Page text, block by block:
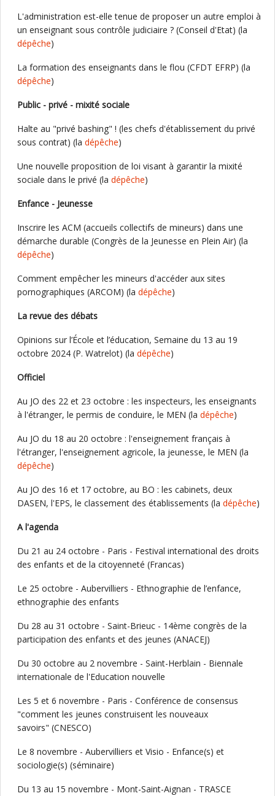
L'administration est-elle tenue de proposer un autre emploi à
un enseignant sous contrôle judiciaire ? (Conseil d'Etat) (la
dépêche)
La formation des enseignants dans le flou (CFDT EFRP) (la
dépêche)
Public - privé - mixité sociale
Halte au "privé bashing" ! (les chefs d'établissement du privé
sous contrat) (la dépêche)
Une nouvelle proposition de loi visant à garantir la mixité
sociale dans le privé (la dépêche)
Enfance - Jeunesse
Inscrire les ACM (accueils collectifs de mineurs) dans une
démarche durable (Congrès de la Jeunesse en Plein Air) (la
dépêche)
Comment empêcher les mineurs d'accéder aux sites
pornographiques (ARCOM) (la dépêche)
La revue des débats
Opinions sur l’École et l’éducation, Semaine du 13 au 19
octobre 2024 (P. Watrelot) (la dépêche)
Officiel
Au JO des 22 et 23 octobre : les inspecteurs, les enseignants
à l'étranger, le permis de conduire, le MEN (la dépêche)
Au JO du 18 au 20 octobre : l'enseignement français à
l'étranger, l'enseignement agricole, la jeunesse, le MEN (la
dépêche)
Au JO des 16 et 17 octobre, au BO : les cabinets, deux
DASEN, l'EPS, le classement des établissements (la dépêche)
A l'agenda
Du 21 au 24 octobre - Paris - Festival international des droits
des enfants et de la citoyenneté (Francas)
Le 25 octobre - Aubervilliers - Ethnographie de l’enfance,
ethnographie des enfants
Du 28 au 31 octobre - Saint-Brieuc - 14ème congrès de la
participation des enfants et des jeunes (ANACEJ)
Du 30 octobre au 2 novembre - Saint-Herblain - Biennale
internationale de l'Education nouvelle
Les 5 et 6 novembre - Paris - Conférence de consensus
"comment les jeunes construisent les nouveaux
savoirs" (CNESCO)
Le 8 novembre - Aubervilliers et Visio - Enfance(s) et
sociologie(s) (séminaire)
Du 13 au 15 novembre - Mont-Saint-Aignan - TRASCE